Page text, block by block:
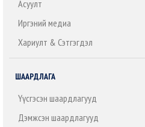
Асуулт
Иргэний медиа
Хариулт & Сэтгэгдэл
ШААРДЛАГА
Үүсгэсэн шаардлагууд
Дэмжсэн шаардлагууд